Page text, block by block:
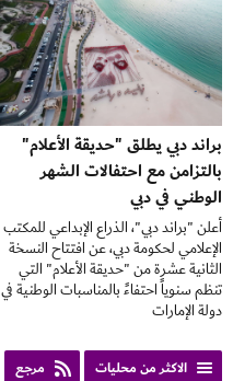
براند دبي يطلق "حديقة الأعلام"
بالتزامن مع احتفالات الشهر
الوطني في دبي
أعلن "براند دبي"، الذراع الإبداعي للمكتب
الإعلامي لحكومة دبي، عن افتتاح النسخة
الثانية عشرة من "حديقة الأعلام" التي
تنظم سنوياً احتفاءً بالمناسبات الوطنية في
دولة الإمارات
الاكثر من محليات مرجع